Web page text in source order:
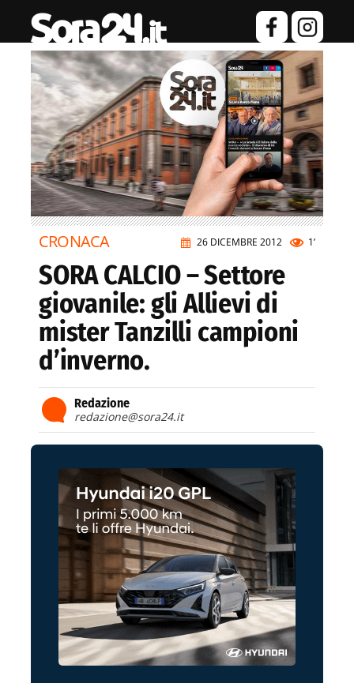
26 DICEMBRE 2012 1’
CRONACA
SORA CALCIO – Settore
giovanile: gli Allievi di
mister Tanzilli campioni
d’inverno.
Redazione
redazione@sora24.it